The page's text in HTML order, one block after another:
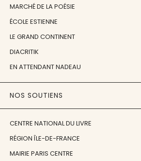
MARCHÉ DE LA POÉSIE
ÉCOLE ESTIENNE
LE GRAND CONTINENT
DIACRITIK
EN ATTENDANT NADEAU
NOS SOUTIENS
CENTRE NATIONAL DU LIVRE
RÉGION ÎLE-DE-FRANCE
MAIRIE PARIS CENTRE